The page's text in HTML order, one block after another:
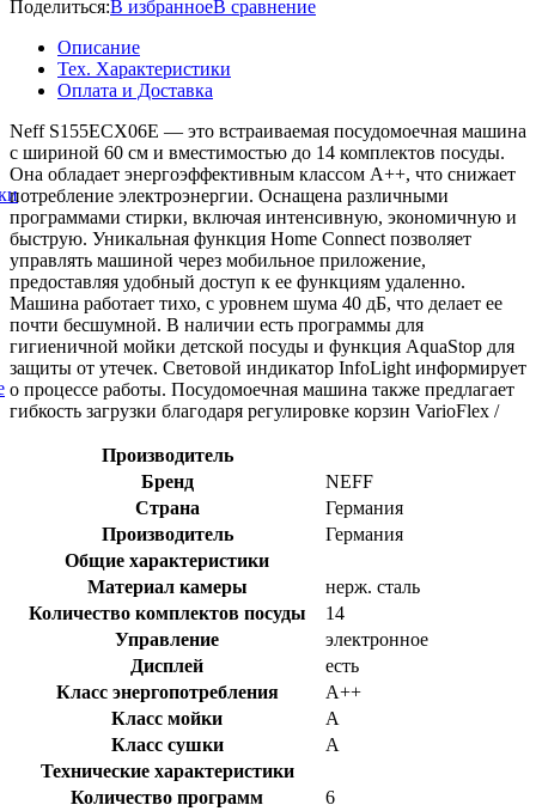
Поделиться:В избранноеВ сравнение
Описание
Тех. Характеристики
Оплата и Доставка
Neff S155ECX06E — это встраиваемая посудомоечная машина
с шириной 60 см и вместимостью до 14 комплектов посуды.
Она обладает энергоэффективным классом A++, что снижает
потребление электроэнергии. Оснащена различными
программами стирки, включая интенсивную, экономичную и
быструю. Уникальная функция Home Connect позволяет
управлять машиной через мобильное приложение,
предоставляя удобный доступ к ее функциям удаленно.
Машина работает тихо, с уровнем шума 40 дБ, что делает ее
почти бесшумной. В наличии есть программы для
гигиеничной мойки детской посуды и функция AquaStop для
защиты от утечек. Световой индикатор InfoLight информирует
о процессе работы. Посудомоечная машина также предлагает
гибкость загрузки благодаря регулировке корзин VarioFlex /
Производитель
Бренд
NEFF
Страна
Германия
Производитель
Германия
Общие характеристики
Материал камеры
нерж. сталь
Количество комплектов посуды
14
Управление
электронное
Дисплей
есть
Класс энергопотребления
A++
Класс мойки
A
Класс сушки
A
Технические характеристики
Количество программ
6